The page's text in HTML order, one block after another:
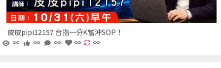
皮皮pipi12157 台指一分K當沖SOP！
∞
∞ ∞ ∞ ∞